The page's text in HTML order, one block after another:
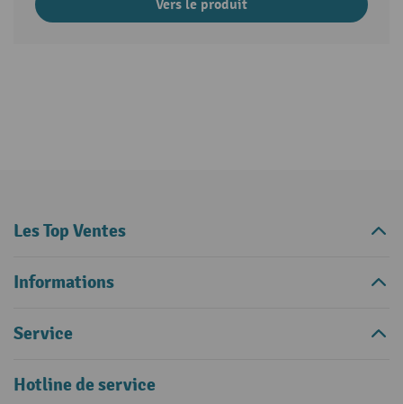
Vers le produit
Les Top Ventes
Informations
Service
Hotline de service